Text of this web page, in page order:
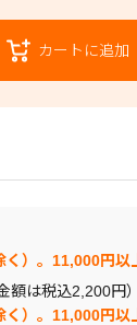
カートに追加
く）。11,000円以
額は税込2,200円）
く）。11,000円以